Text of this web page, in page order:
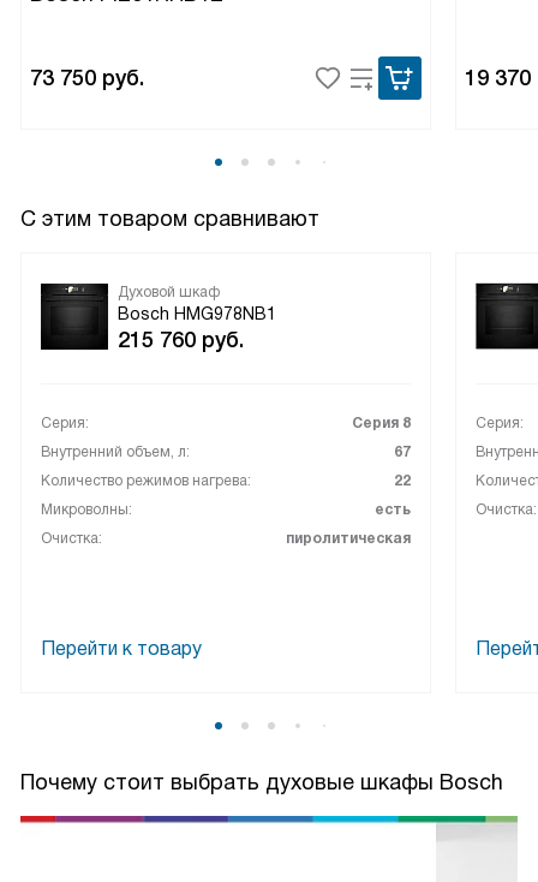
меня маленький ребенок. Также есть система охлаждения
прибора, чтобы избежать перегрева.
качество, функциональность и эстетичный дизайн!
73 750 руб. 19 370
С этим товаром сравнивают
Духовой шкаф
Bosch HMG978NB1
215 760 руб.
Серия:
Серия 8
Внутренний объем, л:
67
Количество режимов нагрева:
22
Микроволны:
есть
Очистка:
пиролитическая
Перейти к товару
Серия:
Очистка:
Почему стоит выбрать духовые шкафы Bosch